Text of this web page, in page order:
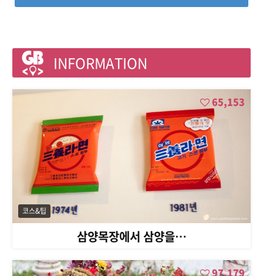
INFORMATION
65,153
삼양목장에서 삼양을…
코스&팁
97,179